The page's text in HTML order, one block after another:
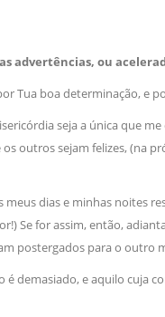
Hejrita. Desejamos
Centro
sede, em São
advertências, ou
Tua boa determinação, e
seja a única que
outros sejam felizes, (na
meus dias e minhas noites
Se for assim, então,
postergados para o outro
é demasiado, e aquilo cuja